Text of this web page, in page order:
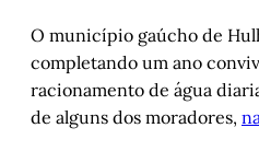
O município gaúcho de
completando um ano
racionamento de água
de alguns dos moradores,